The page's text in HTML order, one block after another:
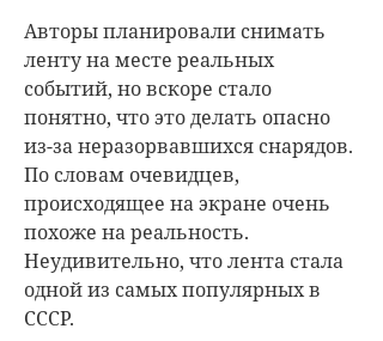
Авторы планировали снимать
ленту на месте реальных
событий, но вскоре стало
понятно, что это делать опасно
из-за неразорвавшихся снарядов.
По словам очевидцев,
происходящее на экране очень
похоже на реальность.
Неудивительно, что лента стала
одной из самых популярных в
СССР.